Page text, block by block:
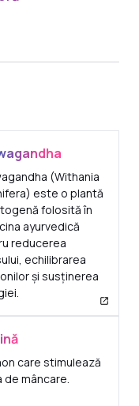
(Withania
este o plantă
folosită în
ayurvedică
reducerea
echilibrarea
și susținerea
care stimulează
de mâncare.